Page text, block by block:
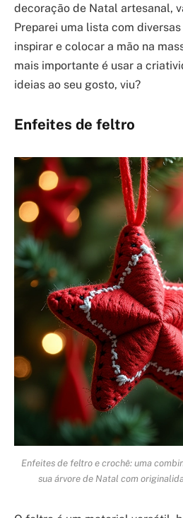
decoração de Natal artesanal,
Preparei uma lista com
inspirar e colocar a mão na
mais importante é usar a
ideias ao seu gosto, viu?
Enfeites de feltro
Enfeites de feltro e crochê: uma
sua árvore de Natal com